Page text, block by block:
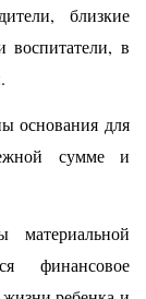
близкие
воспитатели, в
основания для
сумме и
материальной
финансовое